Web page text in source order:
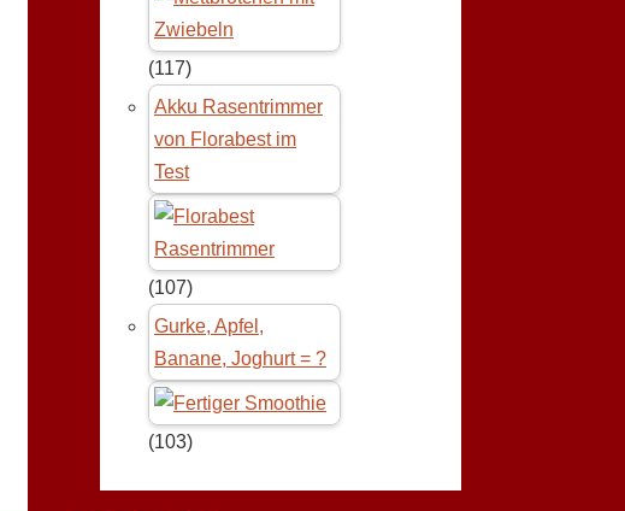
(117)
Akku Rasentrimmer
von Florabest im
Test
(107)
Gurke, Apfel,
Banane, Joghurt = ?
(103)